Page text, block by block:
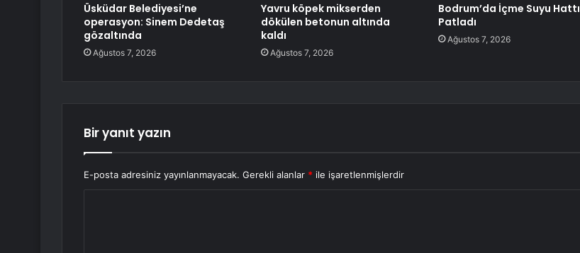
Üsküdar Belediyesi’ne
operasyon: Sinem Dedetaş
gözaltında
Ağustos 7, 2026
Yavru köpek mikserden
dökülen betonun altında
kaldı
Ağustos 7, 2026
Bodrum’da İçme Suyu Hattı
Patladı
Ağustos 7, 2026
Bir yanıt yazın
E-posta adresiniz yayınlanmayacak. Gerekli alanlar * ile işaretlenmişlerdir